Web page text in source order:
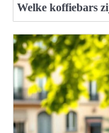
Welke koffiebars